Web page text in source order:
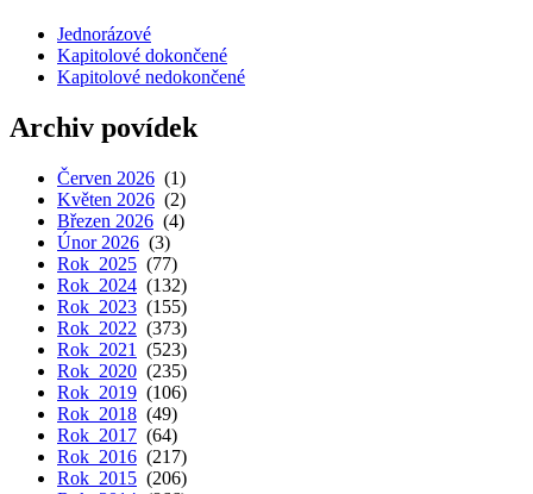
Jednorázové
Kapitolové dokončené
Kapitolové nedokončené
Archiv povídek
Červen 2026 (1)
Květen 2026 (2)
Březen 2026 (4)
Únor 2026 (3)
Rok 2025 (77)
Rok 2024 (132)
Rok 2023 (155)
Rok 2022 (373)
Rok 2021
(523)
Rok 2020 (235)
Rok 2019 (106)
Rok 2018 (49)
Rok 2017 (64)
Rok 2016 (217)
Rok 2015 (206)